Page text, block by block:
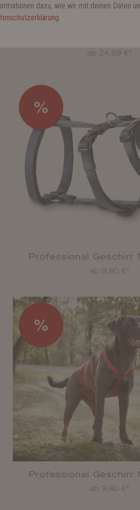
ab 24,59 €*
%
Professional Geschirr
ab 9,80 €*
%
Professional Geschirr
ab 9,80 €*
dazu, wie wir mit deinen Daten